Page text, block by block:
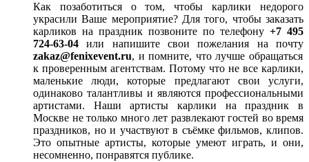
Как позаботиться о том, чтобы карлики недорого
украсили Ваше мероприятие? Для того, чтобы заказать
карликов на праздник позвоните по телефону +7 495
724-63-04 или напишите свои пожелания на почту
zakaz@fenixevent.ru, и помните, что лучше обращаться
к проверенным агентствам. Потому что не все карлики,
маленькие люди, которые предлагают свои услуги,
одинаково талантливы и являются профессиональными
артистами. Наши артисты карлики на праздник в
Москве не только много лет развлекают гостей во время
праздников, но и участвуют в съёмке фильмов, клипов.
Это опытные артисты, которые умеют играть, и они,
несомненно, понравятся публике.